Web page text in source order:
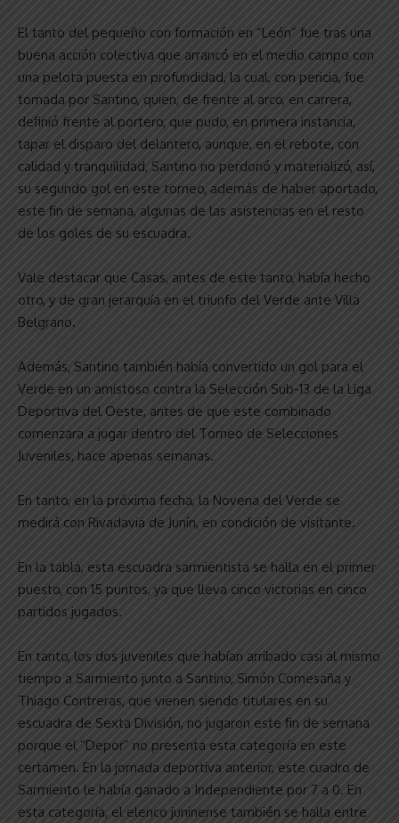
El tanto del pequeño con formación en “León” fue tras una
buena acción colectiva que arrancó en el medio campo con
una pelota puesta en profundidad, la cual, con pericia, fue
tomada por Santino, quien, de frente al arco, en carrera,
definió frente al portero, que pudo, en primera instancia,
tapar el disparo del delantero, aunque, en el rebote, con
calidad y tranquilidad, Santino no perdonó y materializó, así,
su segundo gol en este torneo, además de haber aportado,
este fin de semana, algunas de las asistencias en el resto
de los goles de su escuadra.
Vale destacar que Casas, antes de este tanto, había hecho
otro, y de gran jerarquía en el triunfo del Verde ante Villa
Belgrano.
Además, Santino también había convertido un gol para el
Verde en un amistoso contra la Selección Sub-13 de la Liga
Deportiva del Oeste, antes de que este combinado
comenzara a jugar dentro del Torneo de Selecciones
Juveniles, hace apenas semanas.
En tanto, en la próxima fecha, la Novena del Verde se
medirá con Rivadavia de Junín, en condición de visitante.
En la tabla, esta escuadra sarmientista se halla en el primer
puesto, con 15 puntos, ya que lleva cinco victorias en cinco
partidos jugados.
En tanto, los dos juveniles que habían arribado casi al mismo
tiempo a Sarmiento junto a Santino, Simón Comesaña y
Thiago Contreras, que vienen siendo titulares en su
escuadra de Sexta División, no jugaron este fin de semana
porque el “Depor” no presenta esta categoría en este
certamen. En la jornada deportiva anterior, este cuadro de
Sarmiento le había ganado a Independiente por 7 a 0. En
esta categoría, el elenco juninense también se halla entre